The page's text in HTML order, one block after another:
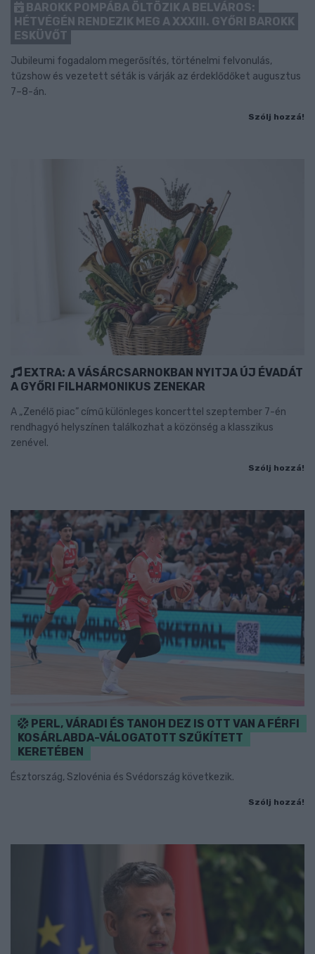
BAROKK POMPÁBA ÖLTÖZIK A BELVÁROS:
HÉTVÉGÉN RENDEZIK MEG A XXXIII. GYŐRI BAROKK
ESKÜVŐT
Jubileumi fogadalom megerősítés, történelmi felvonulás,
tűzshow és vezetett séták is várják az érdeklődőket augusztus
7–8-án.
Szólj hozzá!
EXTRA: A VÁSÁRCSARNOKBAN NYITJA ÚJ ÉVADÁT
A GYŐRI FILHARMONIKUS ZENEKAR
A „Zenélő piac” című különleges koncerttel szeptember 7-én
rendhagyó helyszínen találkozhat a közönség a klasszikus
zenével.
Szólj hozzá!
PERL, VÁRADI ÉS TANOH DEZ IS OTT VAN A FÉRFI
KOSÁRLABDA-VÁLOGATOTT SZŰKÍTETT
KERETÉBEN
Észtország, Szlovénia és Svédország következik.
Szólj hozzá!